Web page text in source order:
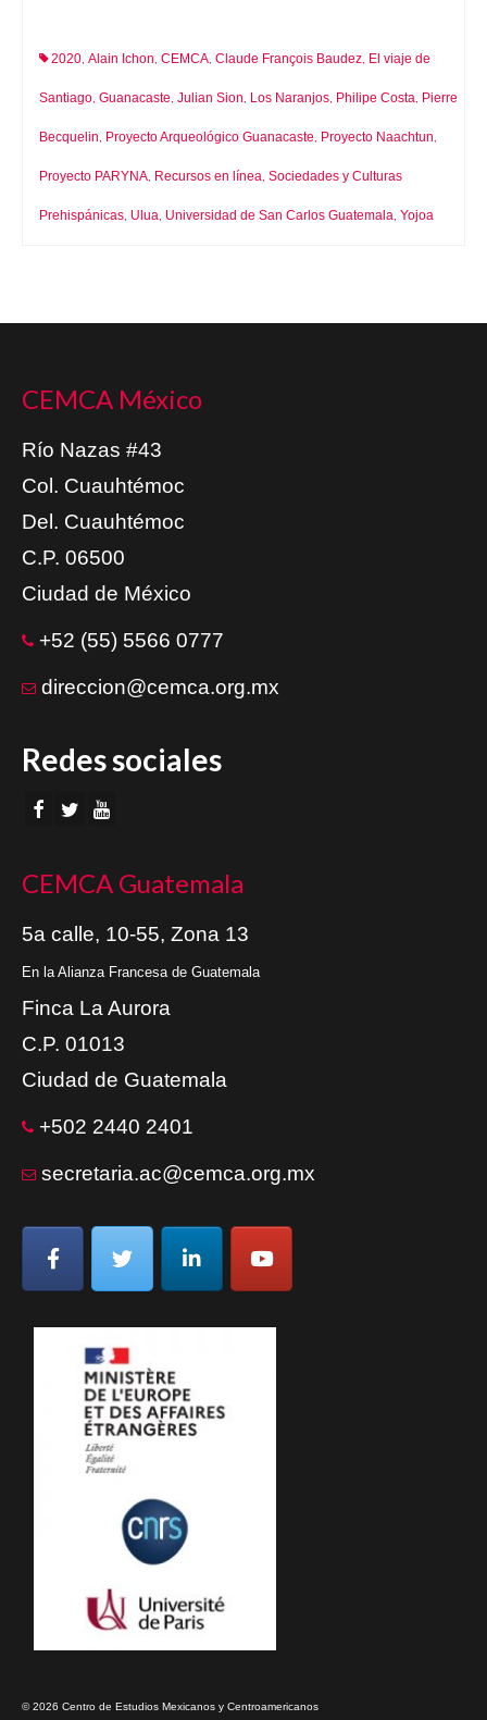
2020, Alain Ichon, CEMCA, Claude François Baudez, El viaje de
Santiago, Guanacaste, Julian Sion, Los Naranjos, Philipe Costa, Pierre
Becquelin, Proyecto Arqueológico Guanacaste, Proyecto Naachtun,
Proyecto PARYNA, Recursos en línea, Sociedades y Culturas
Prehispánicas, Ulua, Universidad de San Carlos Guatemala, Yojoa
CEMCA México
Río Nazas #43
Col. Cuauhtémoc
Del. Cuauhtémoc
C.P. 06500
Ciudad de México
+52 (55) 5566 0777
direccion@cemca.org.mx
Redes sociales
CEMCA Guatemala
5a calle, 10-55, Zona 13
En la Alianza Francesa de Guatemala
Finca La Aurora
C.P. 01013
Ciudad de Guatemala
+502 2440 2401
secretaria.ac@cemca.org.mx
© 2026 Centro de Estudios Mexicanos y Centroamericanos